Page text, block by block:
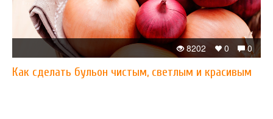
0
0
8202
Как сделать бульон чистым, светлым и красивым